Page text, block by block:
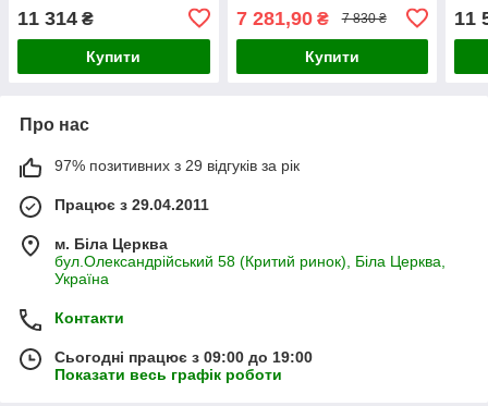
11 314 ₴
Купити
7 281,90₴ 7 830 ₴
Купити
11
Про нас
97% позитивних з 29 відгуків за рік
Працює з 29.04.2011
м. Біла Церква
бул.Олександрійський 58 (Критий ринок), Біла Церква,
Україна
Контакти
Сьогодні працює з 09:00 до 19:00
Показати весь графік роботи